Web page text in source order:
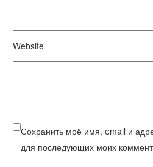
Website
Сохранить моё имя, email и
для последующих моих